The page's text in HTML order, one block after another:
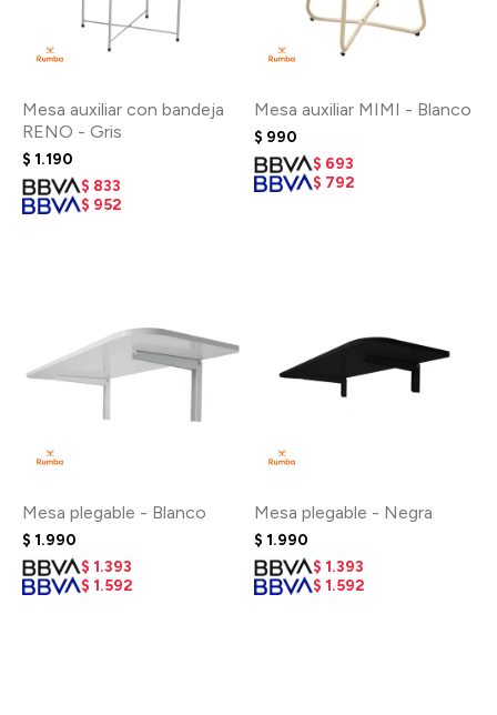
Mesa auxiliar con bandeja
RENO - Gris
$ 1.190
$ 833
$ 952
Mesa auxiliar MIMI - Blanco
$ 990
$ 693
$ 792
Mesa plegable - Blanco
$ 1.990
$ 1.393
$ 1.592
Mesa plegable - Negra
$ 1.990
$ 1.393
$ 1.592